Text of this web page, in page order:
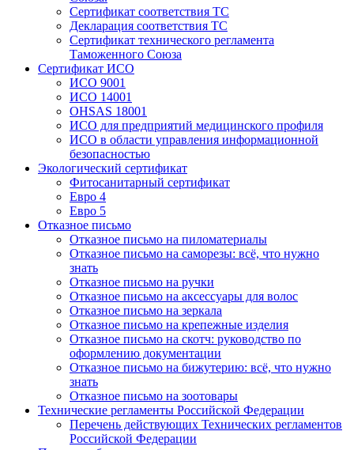
Сертификат соответствия ТС
Декларация соответствия ТС
Сертификат технического регламента
Таможенного Союза
Сертификат ИСО
ИСО 9001
ИСО 14001
OHSAS 18001
ИСО для предприятий медицинского профиля
ИСО в области управления информационной
безопасностью
Экологический сертификат
Фитосанитарный сертификат
Евро 4
Евро 5
Отказное письмо
Отказное письмо на пиломатериалы
Отказное письмо на саморезы: всё, что нужно
знать
Отказное письмо на ручки
Отказное письмо на аксессуары для волос
Отказное письмо на зеркала
Отказное письмо на крепежные изделия
Отказное письмо на скотч: руководство по
оформлению документации
Отказное письмо на бижутерию: всё, что нужно
знать
Отказное письмо на зоотовары
Технические регламенты Российской Федерации
Перечень действующих Технических регламентов
Российской Федерации